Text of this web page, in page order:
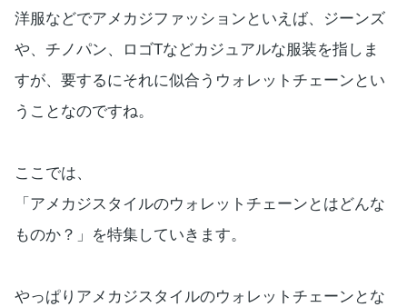
洋服などでアメカジファッションといえば、ジーンズ
や、チノパン、ロゴTなどカジュアルな服装を指しま
すが、要するにそれに似合うウォレットチェーンとい
うことなのですね。
ここでは、
「アメカジスタイルのウォレットチェーンとはどんな
ものか？」を特集していきます。
やっぱりアメカジスタイルのウォレットチェーンとな